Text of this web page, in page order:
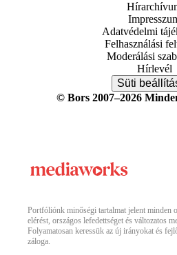
Adatvédelmi
Felhasználási
Moderálási
Hírlevél
Süti
© Bors 2007–2026
Portfóliónk minőségi tartalmat jelent minden
elérést, országos lefedettséget és változatos
Folyamatosan keressük az új irányokat és
záloga.